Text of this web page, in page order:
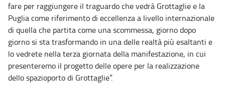
fare per raggiungere il traguardo che vedrà Grottaglie e la
Puglia come riferimento di eccellenza a livello internazionale
di quella che partita come una scommessa, giorno dopo
giorno si sta trasformando in una delle realtà più esaltanti e
lo vedrete nella terza giornata della manifestazione, in cui
presenteremo il progetto delle opere per la realizzazione
dello spazioporto di Grottaglie”.